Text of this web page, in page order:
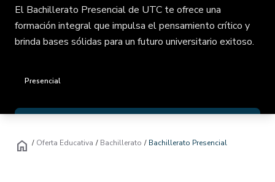
Modelo
Alumni
Claustro
Inversión y
Becas/
Soy
El Bachillerato Presencial de UTC te ofrece una
formación integral que impulsa el pensamiento crítico y
brinda bases sólidas para un futuro universitario exitoso.
Presencial
home / Oferta Educativa / Bachillerato / Bachillerato Presencial